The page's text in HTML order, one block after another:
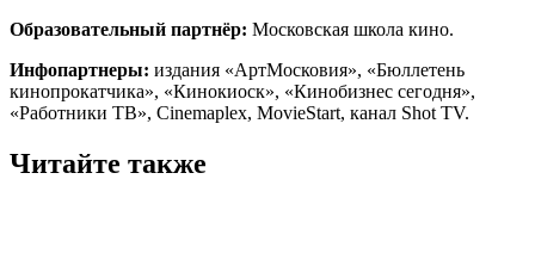
Образовательный партнёр: Московская школа кино.
Инфопартнеры: издания «АртМосковия», «Бюллетень
кинопрокатчика», «Кинокиоск», «Кинобизнес сегодня»,
«Работники ТВ», Cinemaplex, MovieStart, канал Shot TV.
Читайте также